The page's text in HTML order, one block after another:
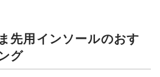
先用インソールのおす
グ